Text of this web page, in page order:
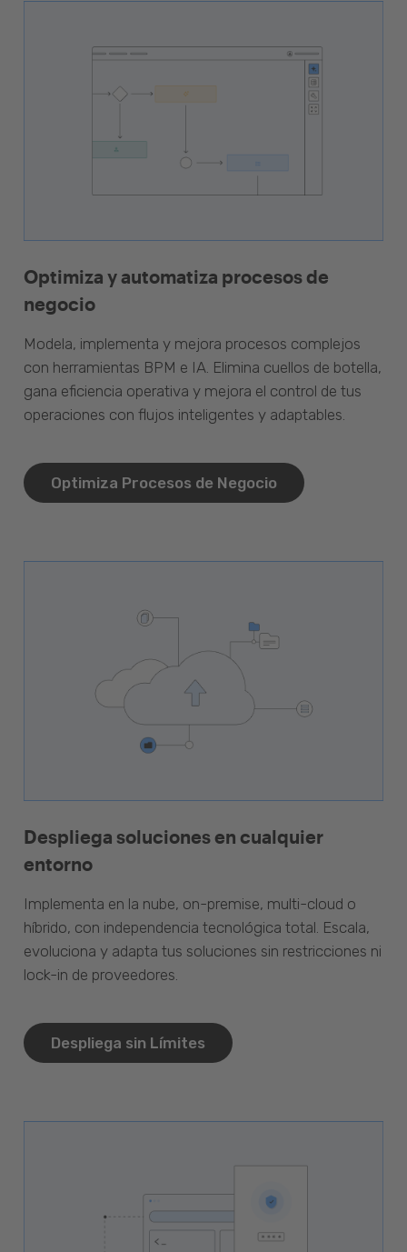
Optimiza y automatiza procesos de
negocio
Modela, implementa y mejora procesos complejos
con herramientas BPM e IA. Elimina cuellos de botella,
gana eficiencia operativa y mejora el control de tus
operaciones con flujos inteligentes y adaptables.
Optimiza Procesos de Negocio
Despliega soluciones en cualquier
entorno
Implementa en la nube, on-premise, multi-cloud o
híbrido, con independencia tecnológica total. Escala,
evoluciona y adapta tus soluciones sin restricciones ni
lock-in de proveedores.
Despliega sin Límites